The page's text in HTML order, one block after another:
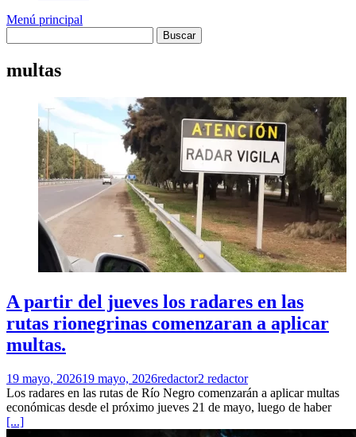
Menú principal
multas
A partir del jueves los radares en las
rutas rionegrinas comenzaran a aplicar
multas.
19 mayo, 202619 mayo, 2026redactor2 redactor
Los radares en las rutas de Río Negro comenzarán a aplicar multas
económicas desde el próximo jueves 21 de mayo, luego de haber
[...]